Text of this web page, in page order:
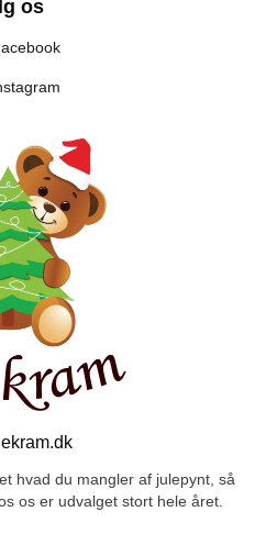
hvad du mangler af julepynt, så
os er udvalget stort hele året.
os